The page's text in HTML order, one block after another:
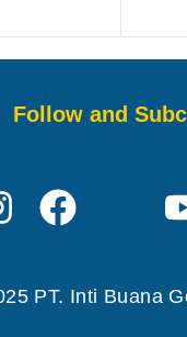
Follow and
PT. Inti Buana